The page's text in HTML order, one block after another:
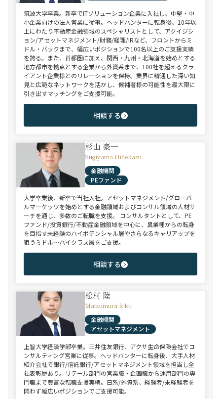
筑波大学卒業。新卒でITソリューション企業に入社し、中堅・中
小企業向けの法人営業に従事。ヘッドハンターに転身後、10年以
上にわたり不動産金融領域のスペシャリストとして、アクイジシ
ョン/アセットマネジメント/財務/経理/IRなど、フロントからミ
ドル・バックまで、幅広いポジションで100名以上のご支援実績
を誇る。また、首都圏に加え、関西・九州・北海道を始めとする
地方都市を拠点とする企業から外資系まで、100社を超えるクラ
イアント企業様とのリレーションを保持。業界に精通した深い知
見と広範なネットワークを活かし、候補者様の可能性を最大限に
引き出すマッチングをご支援可能。
相談する
杉山 豪一
Sugiyama Hidekazu
金融機関
PEファンド
大学卒業後、新卒で当社入社。アセットマネジメント/グローバ
ルマーケッツを始めとする金融領域およびコンサル領域の人材サ
ーチを通じ、多数のご転職を支援。 コンサルタントとして、PE
ファンド/投資銀行/不動産金融領域を中心に、異業種からの転身
を目指す未経験のハイポテンシャル層やさらなるキャリアップを
狙うミドル～ハイクラス層をご支援。
相談する
松村 陸
Matsumura Riku
金融機関
アセットマネジメント
上智大学経済学部卒業。三井住友銀行、アクサ生命保険会社でコ
ンサルティング営業に従事。ヘッドハンターに転身後、大手人材
紹介会社で銀行/信託銀行/アセットマネジメント領域を担当し全
社表彰歴あり。リテール部門の営業職・企画職から運用部門の専
門職まで豊富な転職支援実績。日系/外資系、経験者/未経験者を
問わず幅広いポジションでご支援可能。